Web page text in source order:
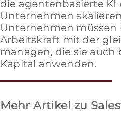
die agentenbasierte
Unternehmen
Unternehmen müssen
Arbeitskraft mit der
managen, die sie
Kapital anwenden.
Mehr Artikel zu